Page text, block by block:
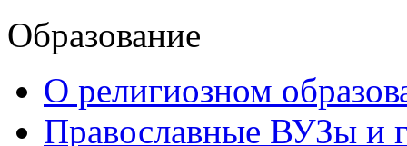
Образование
О религиозном
Православные ВУЗы и